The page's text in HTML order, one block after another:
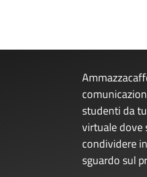
studenti da
virtuale dove
condividere
sguardo sul